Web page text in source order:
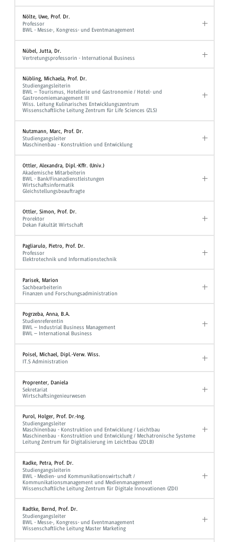
Nölte, Uwe, Prof. Dr.
Professor
BWL - Messe-, Kongress- und Eventmanagement
Nübel, Jutta, Dr.
Vertretungsprofessorin - International Business
Nübling, Michaela, Prof. Dr.
Studiengangsleiterin
BWL – Tourismus, Hotellerie und Gastronomie / Hotel- und
Gastronomiemanagement III
Wiss. Leitung Kulinarisches Entwicklungszentrum
Wissenschaftliche Leitung Zentrum für Life Sciences (ZLS)
Nutzmann, Marc, Prof. Dr.
Studiengangsleiter
Maschinenbau - Konstruktion und Entwicklung
Ottler, Alexandra, Dipl.-Kffr. (Univ.)
Akademische Mitarbeiterin
BWL - Bank/Finanzdienstleistungen
Wirtschaftsinformatik
Gleichstellungsbeauftragte
Ottler, Simon, Prof. Dr.
Prorektor
Dekan Fakultät Wirtschaft
Pagliarulo, Pietro, Prof. Dr.
Professor
Elektrotechnik und Informationstechnik
Parisek, Marion
Sachbearbeiterin
Finanzen und Forschungsadministration
Pogrzeba, Anna, B.A.
Studienreferentin
BWL – Industrial Business Management
BWL – International Business
Poisel, Michael, Dipl.-Verw. Wiss.
IT.S Administration
Proprenter, Daniela
Sekretariat
Wirtschaftsingenieurwesen
Purol, Holger, Prof. Dr.-Ing.
Studiengangsleiter
Maschinenbau - Konstruktion und Entwicklung / Leichtbau
Maschinenbau - Konstruktion und Entwicklung / Mechatronische Systeme
Leitung Zentrum für Digitalisierung im Leichtbau (ZDLB)
Radke, Petra, Prof. Dr.
Studiengangsleiterin
BWL - Medien- und Kommunikationswirtschaft /
Kommunikationsmanagement und Medienmanagement
Wissenschaftliche Leitung Zentrum für Digitale Innovationen (ZDI)
Radtke, Bernd, Prof. Dr.
Studiengangsleiter
BWL - Messe-, Kongress- und Eventmanagement
Wissenschaftliche Leitung Master Marketing